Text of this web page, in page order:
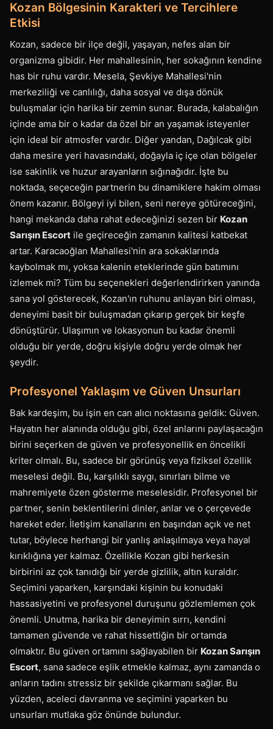
Kozan Bölgesinin Karakteri ve Tercihlere
Etkisi
Kozan, sadece bir ilçe değil, yaşayan, nefes alan bir
organizma gibidir. Her mahallesinin, her sokağının kendine
has bir ruhu vardır. Mesela, Şevkiye Mahallesi'nin
merkeziliği ve canlılığı, daha sosyal ve dışa dönük
buluşmalar için harika bir zemin sunar. Burada, kalabalığın
içinde ama bir o kadar da özel bir an yaşamak isteyenler
için ideal bir atmosfer vardır. Diğer yandan, Dağılcak gibi
daha mesire yeri havasındaki, doğayla iç içe olan bölgeler
ise sakinlik ve huzur arayanların sığınağıdır. İşte bu
noktada, seçeceğin partnerin bu dinamiklere hakim olması
önem kazanır. Bölgeyi iyi bilen, seni nereye götüreceğini,
hangi mekanda daha rahat edeceğinizi sezen bir Kozan
Sarışın Escort ile geçireceğin zamanın kalitesi katbekat
artar. Karacaoğlan Mahallesi'nin ara sokaklarında
kaybolmak mı, yoksa kalenin eteklerinde gün batımını
izlemek mi? Tüm bu seçenekleri değerlendirirken yanında
sana yol gösterecek, Kozan'ın ruhunu anlayan biri olması,
deneyimi basit bir buluşmadan çıkarıp gerçek bir keşfe
dönüştürür. Ulaşımın ve lokasyonun bu kadar önemli
olduğu bir yerde, doğru kişiyle doğru yerde olmak her
şeydir.
Profesyonel Yaklaşım ve Güven Unsurları
Bak kardeşim, bu işin en can alıcı noktasına geldik: Güven.
Hayatın her alanında olduğu gibi, özel anlarını paylaşacağın
birini seçerken de güven ve profesyonellik en öncelikli
kriter olmalı. Bu, sadece bir görünüş veya fiziksel özellik
meselesi değil. Bu, karşılıklı saygı, sınırları bilme ve
mahremiyete özen gösterme meselesidir. Profesyonel bir
partner, senin beklentilerini dinler, anlar ve o çerçevede
hareket eder. İletişim kanallarını en başından açık ve net
tutar, böylece herhangi bir yanlış anlaşılmaya veya hayal
kırıklığına yer kalmaz. Özellikle Kozan gibi herkesin
birbirini az çok tanıdığı bir yerde gizlilik, altın kuraldır.
Seçimini yaparken, karşındaki kişinin bu konudaki
hassasiyetini ve profesyonel duruşunu gözlemlemen çok
önemli. Unutma, harika bir deneyimin sırrı, kendini
tamamen güvende ve rahat hissettiğin bir ortamda
olmaktır. Bu güven ortamını sağlayabilen bir Kozan Sarışın
Escort, sana sadece eşlik etmekle kalmaz, aynı zamanda o
anların tadını stressiz bir şekilde çıkarmanı sağlar. Bu
yüzden, aceleci davranma ve seçimini yaparken bu
unsurları mutlaka göz önünde bulundur.